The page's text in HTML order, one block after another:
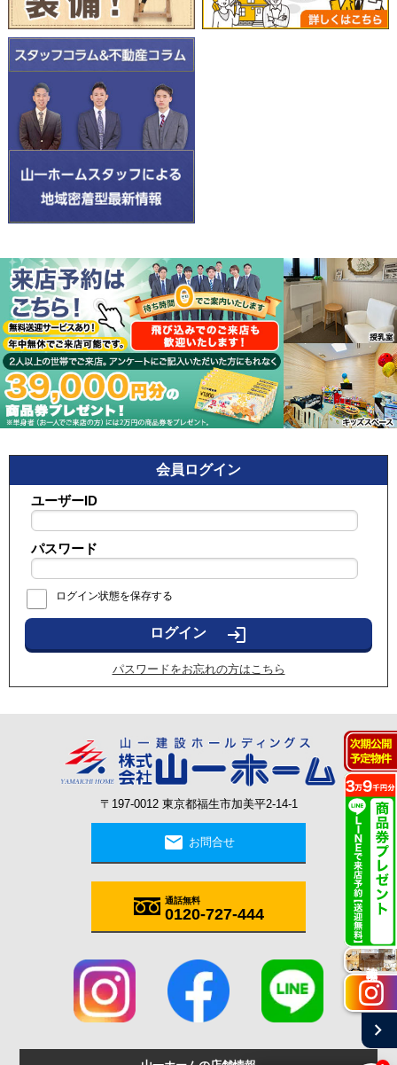
会員ログイン
ユーザーID
パスワード
ログイン状態を保存する
login
パスワードをお忘れの方はこちら
〒197-0012 東京都福生市加美平2-14-1
mail お問合せ
通話無料
0120-727-444
施工実例
chevron_right